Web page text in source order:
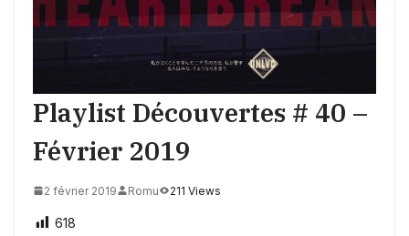
Playlist Découvertes # 40 –
Février 2019
2 février 2019 Romu 211 Views
618